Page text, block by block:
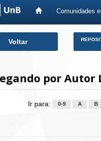
Comunidades
Voltar
por Autor
Ir para: 0-9 A B